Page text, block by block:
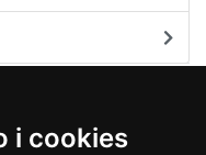
i cookies
recente